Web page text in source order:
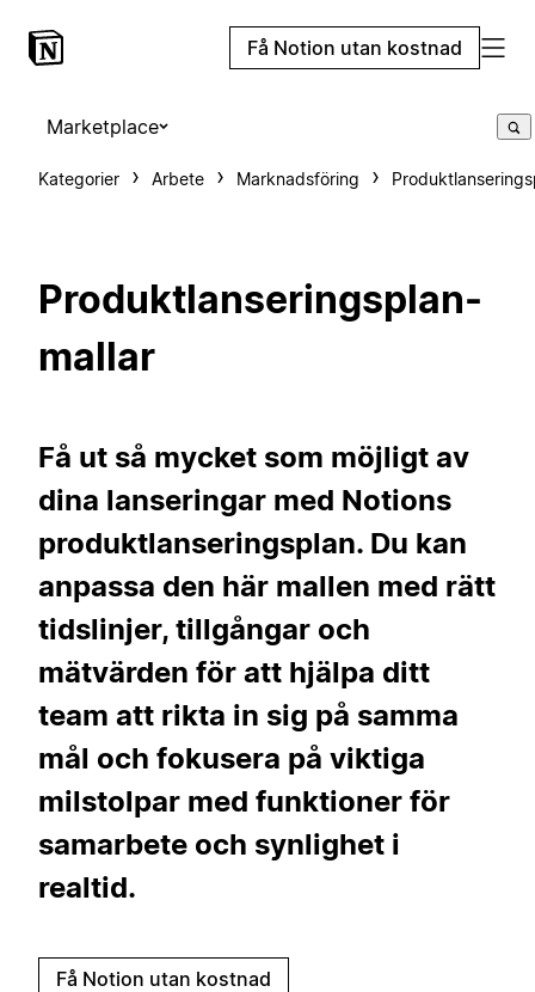
Få Notion utan kostnad
Marketplace
Kategorier Arbete Marknadsföring
Produktlanseringsplan-
mallar
Få ut så mycket som möjligt av
dina lanseringar med Notions
produktlanseringsplan. Du kan
anpassa den här mallen med rätt
tidslinjer, tillgångar och
mätvärden för att hjälpa ditt
team att rikta in sig på samma
mål och fokusera på viktiga
milstolpar med funktioner för
samarbete och synlighet i
realtid.
Få Notion utan kostnad